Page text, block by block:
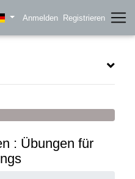
Anmelden Registrieren
: Übungen für